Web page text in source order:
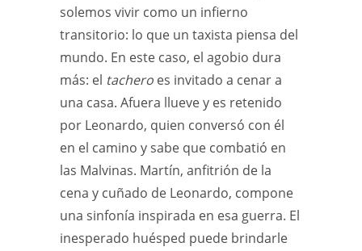
solemos vivir como un infierno
transitorio: lo que un taxista piensa del
mundo. En este caso, el agobio dura
más: el tachero es invitado a cenar a
una casa. Afuera llueve y es retenido
por Leonardo, quien conversó con él
en el camino y sabe que combatió en
las Malvinas. Martín, anfitrión de la
cena y cuñado de Leonardo, compone
una sinfonía inspirada en esa guerra. El
inesperado huésped puede brindarle